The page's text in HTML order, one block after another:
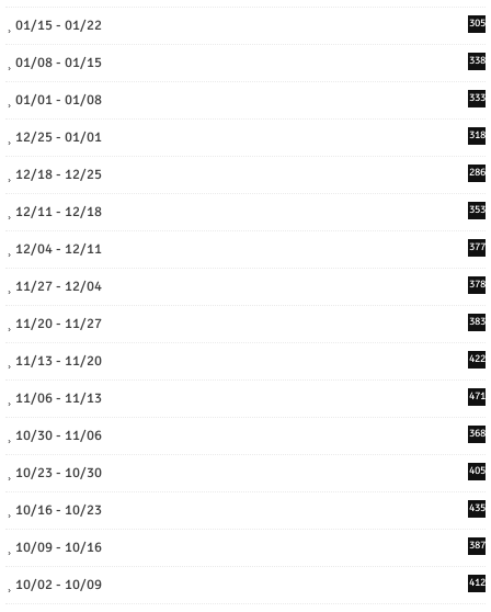
01/15 - 01/22 305
01/08 - 01/15 338
01/01 - 01/08 333
12/25 - 01/01 318
12/18 - 12/25 286
12/11 - 12/18 353
12/04 - 12/11 377
11/27 - 12/04 378
11/20 - 11/27 383
11/13 - 11/20 422
11/06 - 11/13 471
10/30 - 11/06 368
10/23 - 10/30 405
10/16 - 10/23 435
10/09 - 10/16 387
10/02 - 10/09 412